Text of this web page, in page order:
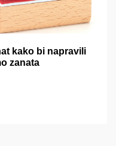
kako bi napravili
zanata